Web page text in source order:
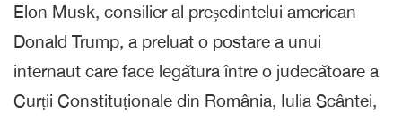
Elon Musk, consilier al președintelui american
Donald Trump, a preluat o postare a unui
internaut care face legătura între o judecătoare a
Curții Constituționale din România, Iulia Scântei,